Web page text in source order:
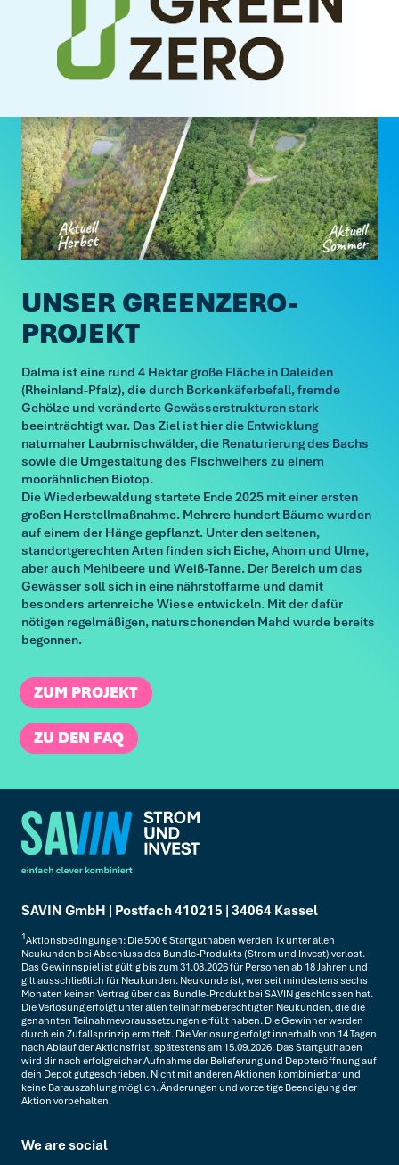
UNSER GREENZERO-
PROJEKT
Dalma ist eine rund 4 Hektar große Fläche in Daleiden
(Rheinland-Pfalz), die durch Borkenkäferbefall, fremde
Gehölze und veränderte Gewässerstrukturen stark
beeinträchtigt war. Das Ziel ist hier die Entwicklung
naturnaher Laubmischwälder, die Renaturierung des Bachs
sowie die Umgestaltung des Fischweihers zu einem
moorähnlichen Biotop.
Die Wiederbewaldung startete Ende 2025 mit einer ersten
großen Herstellmaßnahme. Mehrere hundert Bäume wurden
auf einem der Hänge gepflanzt. Unter den seltenen,
standortgerechten Arten finden sich Eiche, Ahorn und Ulme,
aber auch Mehlbeere und Weiß-Tanne. Der Bereich um das
Gewässer soll sich in eine nährstoffarme und damit
besonders artenreiche Wiese entwickeln. Mit der dafür
nötigen regelmäßigen, naturschonenden Mahd wurde bereits
begonnen.
ZUM PROJEKT
ZU DEN FAQ
SAVIN GmbH | Postfach 410215 | 34064 Kassel
1Aktionsbedingungen: Die 500 € Startguthaben werden 1x unter allen
Neukunden bei Abschluss des Bundle-Produkts (Strom und Invest) verlost.
Das Gewinnspiel ist gültig bis zum 31.08.2026 für Personen ab 18 Jahren und
gilt ausschließlich für Neukunden. Neukunde ist, wer seit mindestens sechs
Monaten keinen Vertrag über das Bundle-Produkt bei SAVIN geschlossen hat.
Die Verlosung erfolgt unter allen teilnahmeberechtigten Neukunden, die die
genannten Teilnahmevoraussetzungen erfüllt haben. Die Gewinner werden
durch ein Zufallsprinzip ermittelt. Die Verlosung erfolgt innerhalb von 14 Tagen
nach Ablauf der Aktionsfrist, spätestens am 15.09.2026. Das Startguthaben
wird dir nach erfolgreicher Aufnahme der Belieferung und Depoteröffnung auf
dein Depot gutgeschrieben. Nicht mit anderen Aktionen kombinierbar und
keine Barauszahlung möglich. Änderungen und vorzeitige Beendigung der
Aktion vorbehalten.
We are social